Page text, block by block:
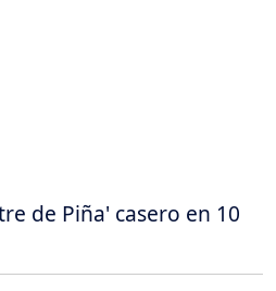
de Piña' casero en 10